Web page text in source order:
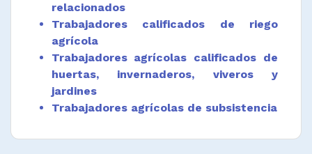
relacionados
Trabajadores calificados de riego
agrícola
Trabajadores agrícolas calificados de
huertas, invernaderos, viveros y
jardines
Trabajadores agrícolas de subsistencia